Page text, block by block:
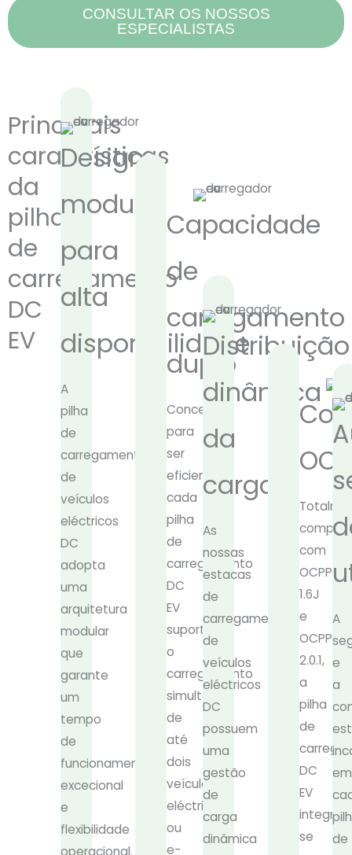
CONSULTAR OS NOSSOS
ESPECIALISTAS
Principais
caraterísticas
da
pilha
de
carregamento
DC
EV
Design
modular
para
alta
disponibilidade
A
pilha
de
carregamento
de
veículos
eléctricos
DC
adopta
uma
arquitetura
modular
que
garante
um
tempo
de
funcionamento
excecional
e
flexibilidade
operacional.
Capacidade
de
carregamento
duplo
Concebida
para
ser
eficiente,
cada
pilha
de
carregamento
DC
EV
suporta
o
carregamento
simultâneo
de
até
dois
veículos
eléctricos
ou
e-
Distribuição
dinâmica
da
carga
As
nossas
estacas
de
carregamento
de
veículos
eléctricos
DC
possuem
uma
gestão
de
carga
dinâmica
com
OCPP
1.6J
e
OCPP
2.0.1,
a
pilha
de
DC
EV
integra-
se
A
e
a
em
de